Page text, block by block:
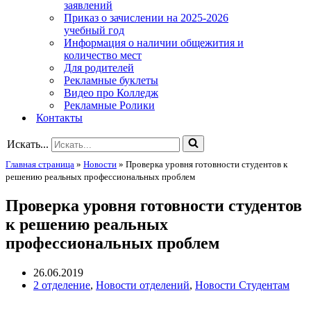
заявлений
Приказ о зачислении на 2025-2026
учебный год
Информация о наличии общежития и
количество мест
Для родителей
Рекламные буклеты
Видео про Колледж
Рекламные Ролики
Контакты
Искать...
Главная страница » Новости » Проверка уровня готовности студентов к
решению реальных профессиональных проблем
Проверка уровня готовности студентов
к решению реальных
профессиональных проблем
26.06.2019
2 отделение, Новости отделений, Новости Студентам